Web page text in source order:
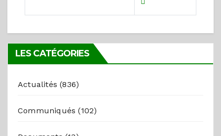
LES CATÉGORIES
Actualités (836)
Communiqués (102)